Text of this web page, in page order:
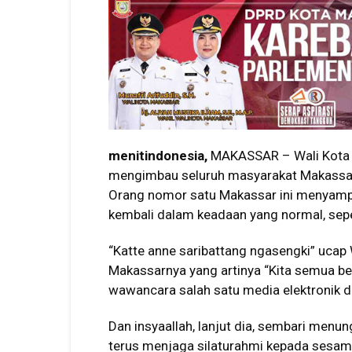
menitindonesia, MAKASSAR – Wali
mengimbau seluruh masyarakat
Orang nomor satu Makassar ini
kembali dalam keadaan yang normal,
“Katte anne saribattang ngasengki”
Makassarnya yang artinya “Kita semua
wawancara salah satu media elektronik
Dan insyaallah, lanjut dia, sembari
terus menjaga silaturahmi kepada